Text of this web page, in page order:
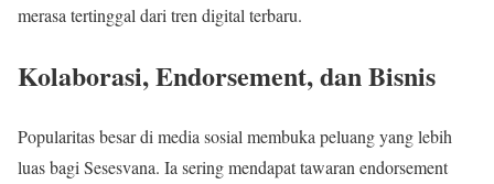
merasa tertinggal dari tren digital terbaru.
Kolaborasi, Endorsement, dan Bisnis
Popularitas besar di media sosial membuka peluang yang lebih
luas bagi Sesesvana. Ia sering mendapat tawaran endorsement